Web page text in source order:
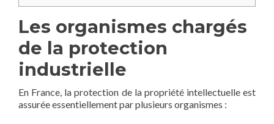
Les organismes chargés
de la protection
industrielle
En France, la protection de la propriété intellectuelle est
assurée essentiellement par plusieurs organismes :